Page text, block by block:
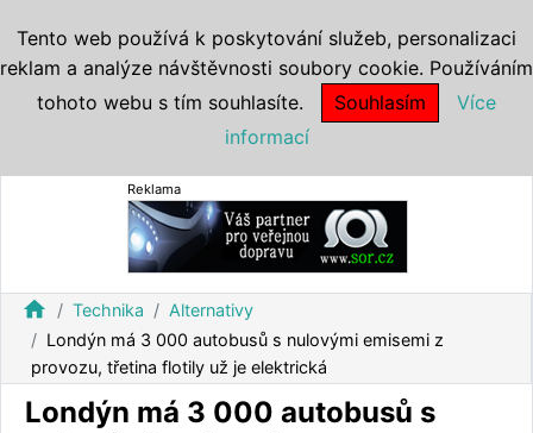
Reklama
home Technika
Alternativy
Londýn má 3 000 autobusů s nulovými emisemi z
provozu, třetina flotily už je elektrická
Londýn má 3 000 autobusů s
Tento web používá k poskytování služeb, personalizaci
reklam a analýze návštěvnosti soubory cookie. Používáním
tohoto webu s tím souhlasíte.
Souhlasím
Více
informací